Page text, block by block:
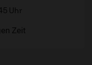
Uhr
Zeit